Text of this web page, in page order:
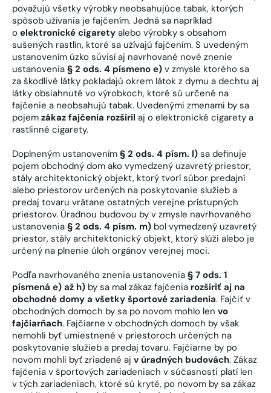
považujú všetky výrobky neobsahujúce tabak, ktorých
spôsob užívania je fajčením. Jedná sa napríklad
o elektronické cigarety alebo výrobky s obsahom
sušených rastlín, ktoré sa užívajú fajčením. S uvedeným
ustanovením úzko súvisí aj navrhované nové znenie
ustanovenia § 2 ods. 4 písmeno e) v zmysle ktorého sa
za škodlivé látky pokladajú okrem látok z dymu a dechtu aj
látky obsiahnuté vo výrobkoch, ktoré sú určené na
fajčenie a neobsahujú tabak. Uvedenými zmenami by sa
pojem zákaz fajčenia rozšíril aj o elektronické cigarety a
rastlinné cigarety.
Doplneným ustanovením § 2 ods. 4 písm. l) sa definuje
pojem obchodný dom ako vymedzený uzavretý priestor,
stály architektonický objekt, ktorý tvorí súbor predajní
alebo priestorov určených na poskytovanie služieb a
predaj tovaru vrátane ostatných verejne prístupných
priestorov. Úradnou budovou by v zmysle navrhovaného
ustanovenia § 2 ods. 4 písm. m) bol vymedzený uzavretý
priestor, stály architektonický objekt, ktorý slúži alebo je
určený na plnenie úloh orgánov verejnej moci.
Podľa navrhovaného znenia ustanovenia § 7 ods. 1
písmená e) až h) by sa mal zákaz fajčenia rozšíriť aj na
obchodné domy a všetky športové zariadenia. Fajčiť v
obchodných domoch by sa po novom mohlo len vo
fajčiarňach. Fajčiarne v obchodných domoch by však
nemohli byť umiestnené v priestoroch určených na
poskytovanie služieb a predaj tovaru. Fajčiarne by po
novom mohli byť zriadené aj v úradných budovách. Zákaz
fajčenia v športových zariadeniach v súčasnosti platí len
v tých zariadeniach, ktoré sú kryté, po novom by sa zákaz